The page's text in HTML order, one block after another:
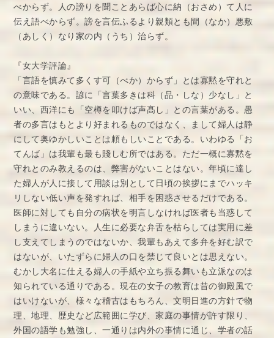
べからず。人の謗りを聞ことあらば心に納（おさめ）て人に
伝え語べからず。謗を言伝ふるより親類とも間（なか）悪敷
（あしく）なり家の内（うち）治らず。
『女大学評論』
「言語を慎みて多くす可（べか）からず」とは寡黙を守れと
の意味である。諺に「言葉多きは科（品・しな）少なし」と
いい、西洋にも「空樽を叩けば声髙し」との言葉がある。愚
者の多言はもとより好まれるものではなく、まして婦人は静
にして奥ゆかしいことは頼もしいことである。いわゆる「お
てんば」は我輩も最も賤しむ所ではある。ただ一概に寡黙を
守れとのみ教えるのは、弊害がないことはない。年頃に達し
た婦人が人に接して用談は別として日頃の挨拶にまでハッキ
リしない低い声を発すれば、相手を困惑させるだけである。
医師に対しても自分の病状を明言しなければ医者も当惑して
しまうに違いない。人生に必要な弁舌を枯らしては実用に差
し支えてしまうのではないか、我輩もあえて多弁を好む訳で
はないが、いたずらに婦人の口を禁じて良いとは思えない。
むかし大名に仕える婦人の手紙や立ち振る舞いも立派なのは
知られている通りである。現在の女子の教育は昔の御殿風で
はいけないが、様々な稽古はもちろん、文明日進の方針で物
理、地理、歴史など広範囲に学び、家庭の事情が許す限り、
外国の語学も勉強し、一通りは内外の事情に通じ、学者の話